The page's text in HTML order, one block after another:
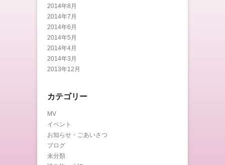
2014年8月
2014年7月
2014年6月
2014年5月
2014年4月
2014年3月
2013年12月
カテゴリー
MV
イベント
お知らせ・ごあいさつ
ブログ
未分類